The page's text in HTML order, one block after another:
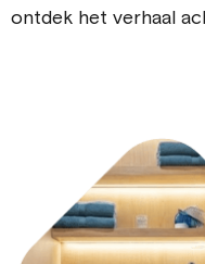
ontdek het verhaal